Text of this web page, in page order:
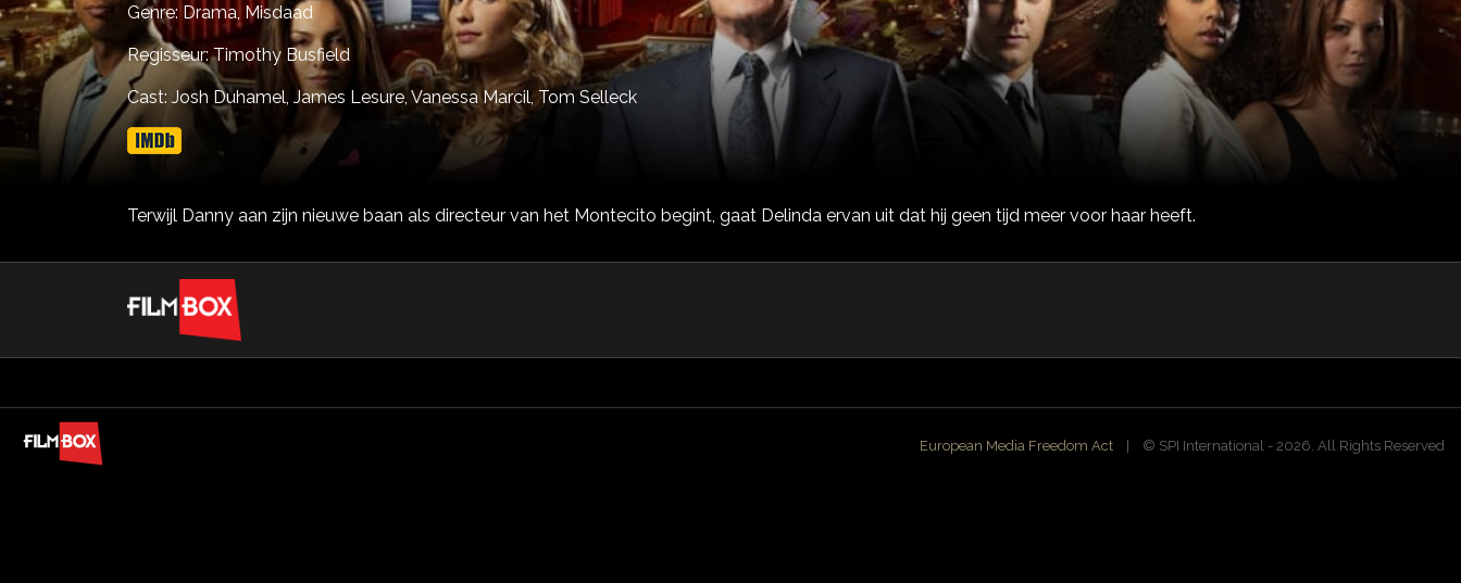
Genre: Drama, Misdaad
Regisseur: Timothy Busfield
Cast: Josh Duhamel, James Lesure,Vanessa Marcil, Tom Selleck
Terwijl Danny aan zijn nieuwe baan als directeur van het Montecito begint, gaat Delinda ervan uit dat hij geen tijd meer voor haar heeft.
European Media Freedom Act | ©️ SPI International - 2026. All Rights Reserved